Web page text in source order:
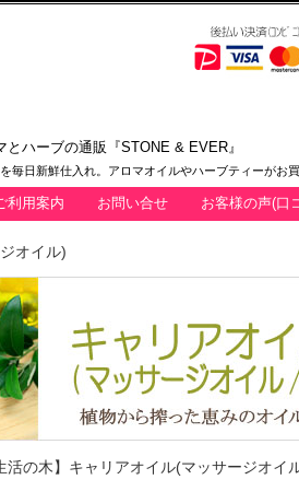
とハーブの通販『STONE & EVER』
毎日新鮮仕入れ。アロマオイルやハーブティーがお
利用案内 お問い合せ お客様の声(口
オイル)
活の木】キャリアオイル(マッサージオイ